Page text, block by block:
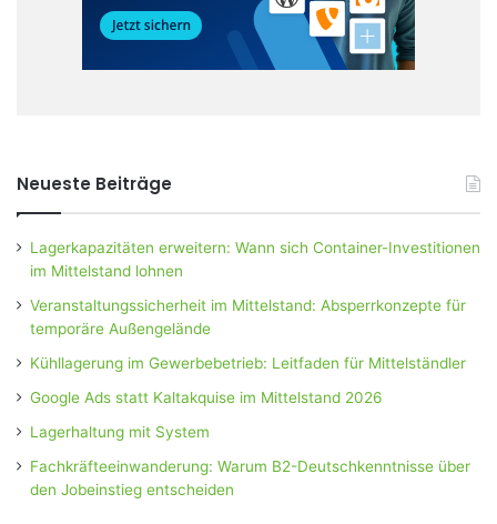
Neueste Beiträge
Lagerkapazitäten erweitern: Wann sich Container-Investitionen
im Mittelstand lohnen
Veranstaltungssicherheit im Mittelstand: Absperrkonzepte für
temporäre Außengelände
Kühllagerung im Gewerbebetrieb: Leitfaden für Mittelständler
Google Ads statt Kaltakquise im Mittelstand 2026
Lagerhaltung mit System
Fachkräfteeinwanderung: Warum B2-Deutschkenntnisse über
den Jobeinstieg entscheiden